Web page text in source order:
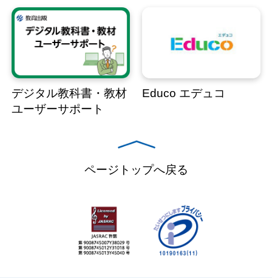
デジタル教科書・教材
ユーザーサポート
Educo エデュコ
ページトップへ戻る